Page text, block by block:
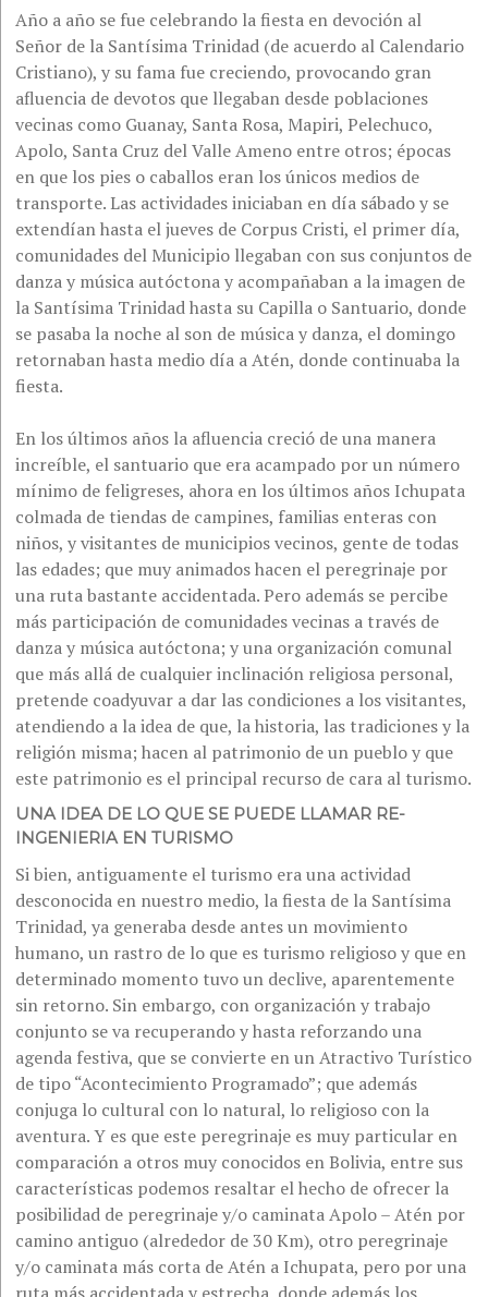
Año a año se fue celebrando la fiesta en devoción al
Señor de la Santísima Trinidad (de acuerdo al Calendario
Cristiano), y su fama fue creciendo, provocando gran
afluencia de devotos que llegaban desde poblaciones
vecinas como Guanay, Santa Rosa, Mapiri, Pelechuco,
Apolo, Santa Cruz del Valle Ameno entre otros; épocas
en que los pies o caballos eran los únicos medios de
transporte. Las actividades iniciaban en día sábado y se
extendían hasta el jueves de Corpus Cristi, el primer día,
comunidades del Municipio llegaban con sus conjuntos de
danza y música autóctona y acompañaban a la imagen de
la Santísima Trinidad hasta su Capilla o Santuario, donde
se pasaba la noche al son de música y danza, el domingo
retornaban hasta medio día a Atén, donde continuaba la
fiesta.
En los últimos años la afluencia creció de una manera
increíble, el santuario que era acampado por un número
mínimo de feligreses, ahora en los últimos años Ichupata
colmada de tiendas de campines, familias enteras con
niños, y visitantes de municipios vecinos, gente de todas
las edades; que muy animados hacen el peregrinaje por
una ruta bastante accidentada. Pero además se percibe
más participación de comunidades vecinas a través de
danza y música autóctona; y una organización comunal
que más allá de cualquier inclinación religiosa personal,
pretende coadyuvar a dar las condiciones a los visitantes,
atendiendo a la idea de que, la historia, las tradiciones y la
religión misma; hacen al patrimonio de un pueblo y que
este patrimonio es el principal recurso de cara al turismo.
UNA IDEA DE LO QUE SE PUEDE LLAMAR RE-
INGENIERIA EN TURISMO
Si bien, antiguamente el turismo era una actividad
desconocida en nuestro medio, la fiesta de la Santísima
Trinidad, ya generaba desde antes un movimiento
humano, un rastro de lo que es turismo religioso y que en
determinado momento tuvo un declive, aparentemente
sin retorno. Sin embargo, con organización y trabajo
conjunto se va recuperando y hasta reforzando una
agenda festiva, que se convierte en un Atractivo Turístico
de tipo “Acontecimiento Programado”; que además
conjuga lo cultural con lo natural, lo religioso con la
aventura. Y es que este peregrinaje es muy particular en
comparación a otros muy conocidos en Bolivia, entre sus
características podemos resaltar el hecho de ofrecer la
posibilidad de peregrinaje y/o caminata Apolo – Atén por
camino antiguo (alrededor de 30 Km), otro peregrinaje
y/o caminata más corta de Atén a Ichupata, pero por una